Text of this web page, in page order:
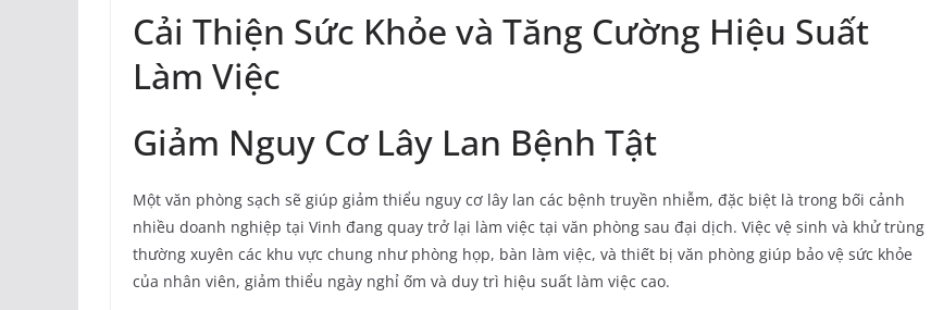
Cải Thiện Sức Khỏe và Tăng Cường Hiệu Suất
Làm Việc
Giảm Nguy Cơ Lây Lan Bệnh Tật
Một văn phòng sạch sẽ giúp giảm thiểu nguy cơ lây lan các bệnh truyền nhiễm, đặc biệt là trong bối cảnh
nhiều doanh nghiệp tại Vinh đang quay trở lại làm việc tại văn phòng sau đại dịch. Việc vệ sinh và khử trùng
thường xuyên các khu vực chung như phòng họp, bàn làm việc, và thiết bị văn phòng giúp bảo vệ sức khỏe
của nhân viên, giảm thiểu ngày nghỉ ốm và duy trì hiệu suất làm việc cao.